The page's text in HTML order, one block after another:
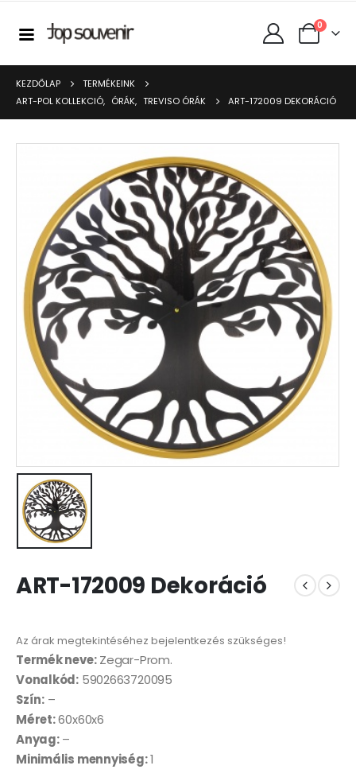
0
KEZDŐLAP
TERMÉKEINK
ART-POL KOLLEKCIÓ, ÓRÁK, TREVISO ÓRÁK ART-172009 DEKORÁCIÓ
ART-172009 Dekoráció
Az árak megtekintéséhez bejelentkezés szükséges!
Termék neve:Zegar-Prom.
Vonalkód: 5902663720095
Szín:–
Méret:60x60x6
Anyag:–
Minimális mennyiség:1